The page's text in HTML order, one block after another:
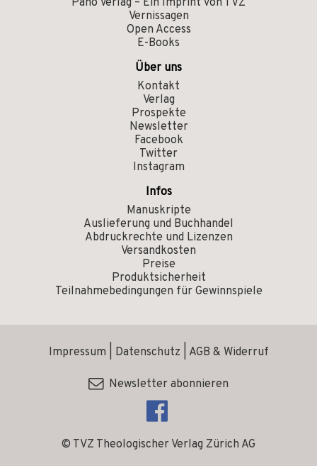
Pano Verlag – Ein Imprint von TVZ
Vernissagen
Open Access
E-Books
Über uns
Kontakt
Verlag
Prospekte
Newsletter
Facebook
Twitter
Instagram
Infos
Manuskripte
Auslieferung und Buchhandel
Abdruckrechte und Lizenzen
Versandkosten
Preise
Produktsicherheit
Teilnahmebedingungen für Gewinnspiele
© TVZ Theologischer Verlag Zürich AG
Impressum Datenschutz AGB & Widerruf
Newsletter abonnieren